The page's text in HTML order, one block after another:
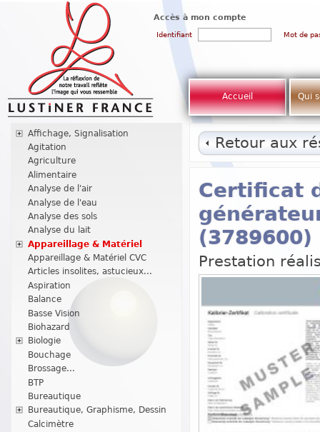
Accès à mon compte
Identifiant Mot de
Accueil Qui
Affichage, Signalisation
Agitation
Agriculture
Alimentaire
Analyse de l'air
Analyse de l'eau
Analyse des sols
Analyse du lait
Appareillage & Matériel
Appareillage & Matériel CVC
Articles insolites, astucieux...
Aspiration
Balance
Basse Vision
Biohazard
Biologie
Bouchage
Brossage...
BTP
Bureautique
Bureautique, Graphisme, Dessin
Calcimètre
Retour aux
Certificat
(3789600)
Prestation